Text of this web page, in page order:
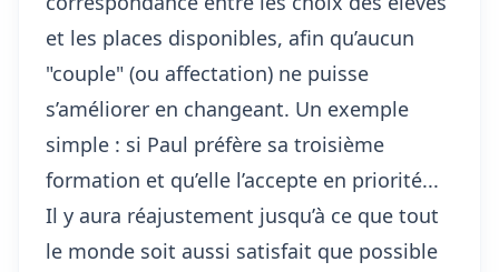
et les places disponibles, afin qu’aucun
"couple" (ou affectation) ne puisse
s’améliorer en changeant. Un exemple
simple : si Paul préfère sa troisième
formation et qu’elle l’accepte en priorité...
Il y aura réajustement jusqu’à ce que tout
le monde soit aussi satisfait que possible